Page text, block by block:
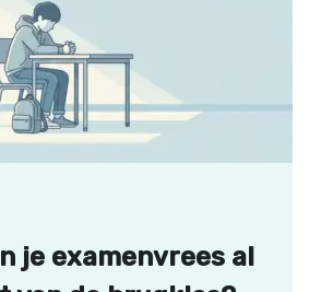
je examenvrees al